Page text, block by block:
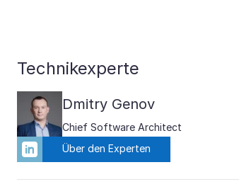
Technikexperte
Dmitry Genov
Chief Software Architect
Über den Experten